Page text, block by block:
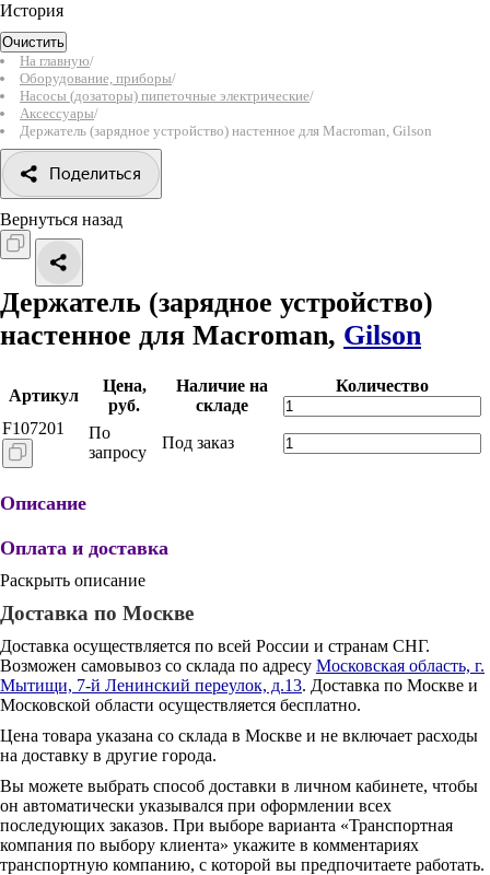
История
Очистить
На главную/
Оборудование, приборы/
Насосы (дозаторы) пипеточные электрические/
Аксессуары/
Держатель (зарядное устройство) настенное для Macroman, Gilson
Поделиться
Вернуться назад
Держатель (зарядное устройство)
настенное для Macroman, Gilson
Артикул
Цена,
руб.
Наличие на
складе
Количество
F107201
По
запросу
Под заказ
Описание
Оплата и доставка
Раскрыть описание
Доставка по Москве
Доставка осуществляется по всей России и странам СНГ.
Возможен самовывоз со склада по адресу Московская область, г.
Мытищи, 7-й Ленинский переулок, д.13. Доставка по Москве и
Московской области осуществляется бесплатно.
Цена товара указана со склада в Москве и не включает расходы
на доставку в другие города.
Вы можете выбрать способ доставки в личном кабинете, чтобы
он автоматически указывался при оформлении всех
последующих заказов. При выборе варианта «Транспортная
компания по выбору клиента» укажите в комментариях
транспортную компанию, с которой вы предпочитаете работать.